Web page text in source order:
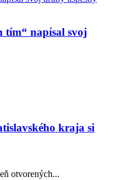
tím“ napísal svoj
kraja si
otvorených...